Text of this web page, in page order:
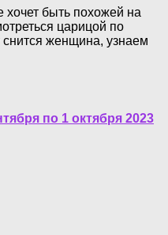
быть похожей на
царицой по
женщина, узнаем
по 1 октября 2023